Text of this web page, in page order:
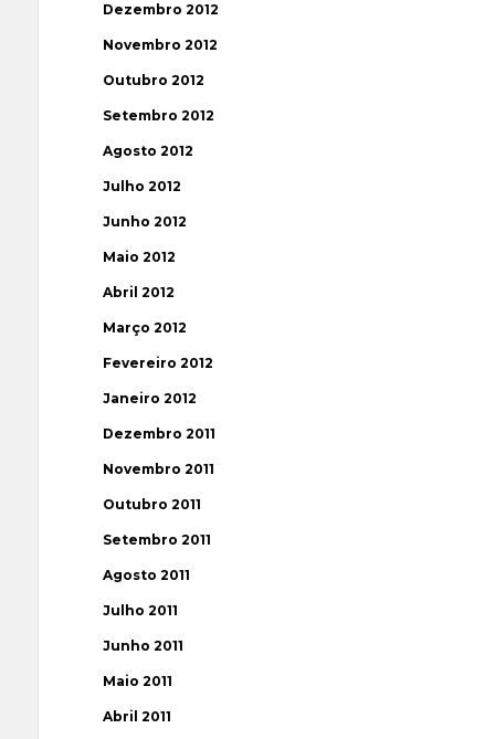
Dezembro 2012
Novembro 2012
Outubro 2012
Setembro 2012
Agosto 2012
Julho 2012
Junho 2012
Maio 2012
Abril 2012
Março 2012
Fevereiro 2012
Janeiro 2012
Dezembro 2011
Novembro 2011
Outubro 2011
Setembro 2011
Agosto 2011
Julho 2011
Junho 2011
Maio 2011
Abril 2011